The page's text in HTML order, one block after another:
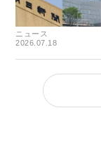
ニュース
2026.07.18